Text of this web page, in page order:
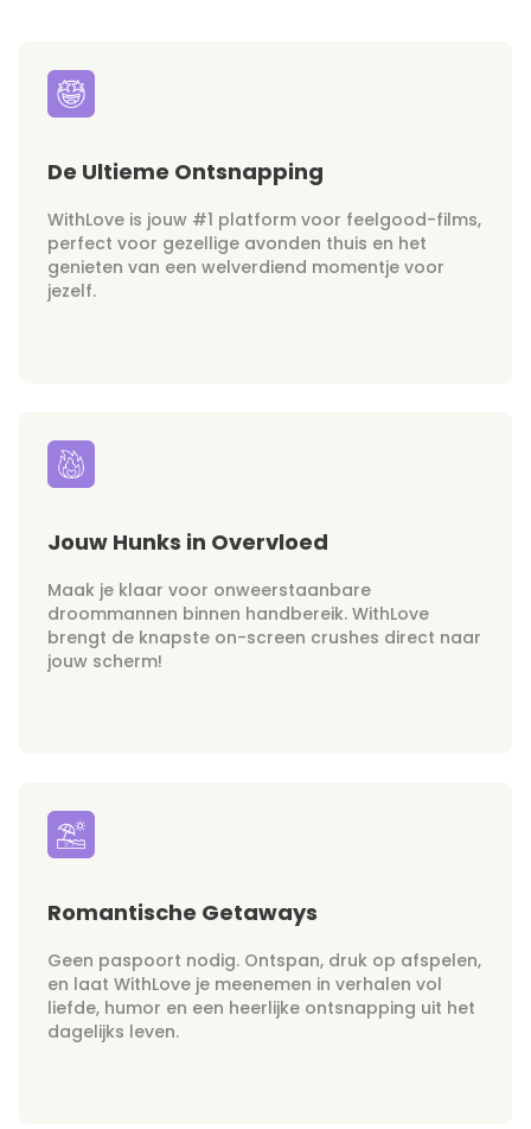
De Ultieme Ontsnapping
WithLove is jouw #1 platform voor feelgood-films,
perfect voor gezellige avonden thuis en het
genieten van een welverdiend momentje voor
jezelf.
Jouw Hunks in Overvloed
Maak je klaar voor onweerstaanbare
droommannen binnen handbereik. WithLove
brengt de knapste on-screen crushes direct naar
jouw scherm!
Romantische Getaways
Geen paspoort nodig. Ontspan, druk op afspelen,
en laat WithLove je meenemen in verhalen vol
liefde, humor en een heerlijke ontsnapping uit het
dagelijks leven.